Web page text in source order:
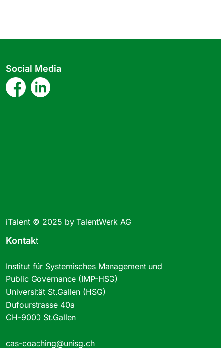
Social Media
iTalent © 2025 by TalentWerk AG
Kontakt
Institut für Systemisches Management und
Public Governance (IMP-HSG)
Universität St.Gallen (HSG)
Dufourstrasse 40a
CH-9000 St.Gallen
cas-coaching@unisg.ch